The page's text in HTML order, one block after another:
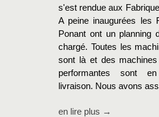
s'est rendue aux
A peine inaugurées les
Ponant ont un planning
chargé. Toutes les
sont là et des
performantes sont
livraison. Nous avons
en lire plus →